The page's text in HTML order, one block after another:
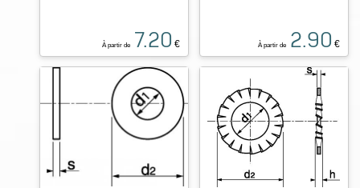
À partir de 7.20 € À partir de 2.90 €